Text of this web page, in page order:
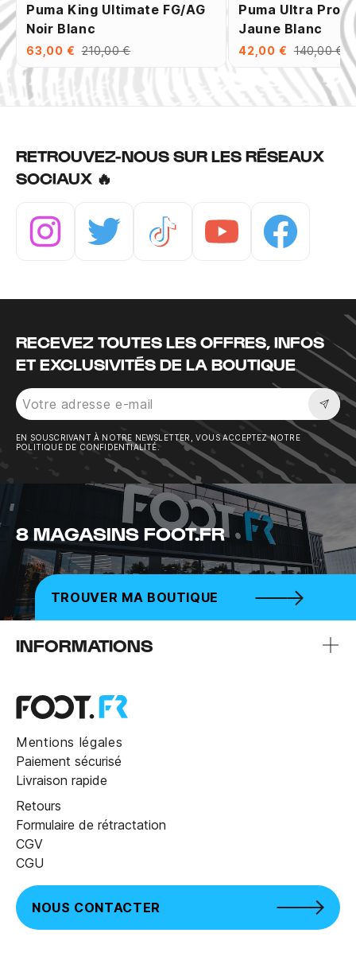
Puma King Ultimate FG/AG
Noir Blanc
63,00 € 210,00 €
Puma Ultra Pro
Jaune Blanc
42,00 € 140,00 €
RETROUVEZ-NOUS SUR LES RÉSEAUX
SOCIAUX 🔥
RECEVEZ TOUTES LES OFFRES, INFOS
ET EXCLUSIVITÉS DE LA BOUTIQUE
EN SOUSCRIVANT À NOTRE NEWSLETTER, VOUS ACCEPTEZ NOTRE
POLITIQUE DE CONFIDENTIALITÉ.
8 MAGASINS FOOT.FR
TROUVER MA BOUTIQUE
INFORMATIONS
Mentions légales
Paiement sécurisé
Livraison rapide
Retours
Formulaire de rétractation
CGV
CGU
NOUS CONTACTER